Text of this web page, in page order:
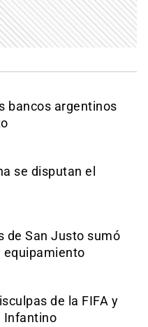
bancos argentinos
se disputan el
de San Justo sumó
equipamiento
de la FIFA y
Infantino